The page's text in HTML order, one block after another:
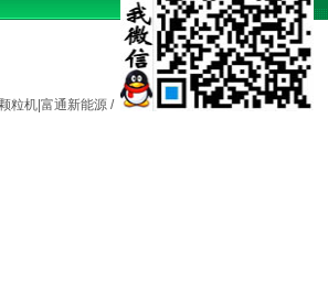
粒机|富通新能源 /